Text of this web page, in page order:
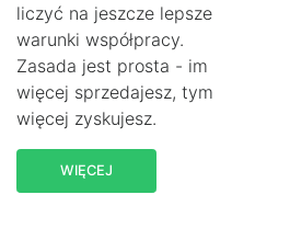
liczyć na jeszcze lepsze
warunki współpracy.
Zasada jest prosta - im
więcej sprzedajesz, tym
więcej zyskujesz.
WIĘCEJ